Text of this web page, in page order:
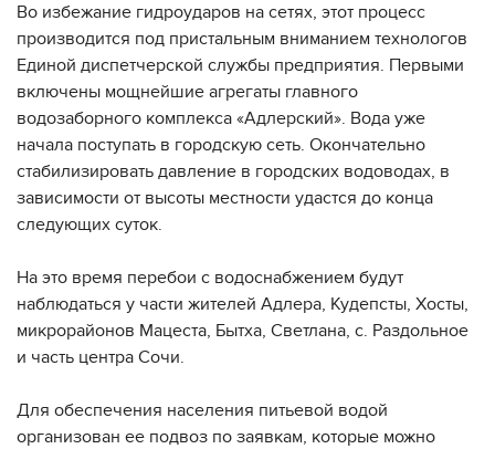
Во избежание гидроударов на сетях, этот процесс
производится под пристальным вниманием технологов
Единой диспетчерской службы предприятия. Первыми
включены мощнейшие агрегаты главного
водозаборного комплекса «Адлерский». Вода уже
начала поступать в городскую сеть. Окончательно
стабилизировать давление в городских водоводах, в
зависимости от высоты местности удастся до конца
следующих суток.
На это время перебои с водоснабжением будут
наблюдаться у части жителей Адлера, Кудепсты, Хосты,
микрорайонов Мацеста, Бытха, Светлана, с. Раздольное
и часть центра Сочи.
Для обеспечения населения питьевой водой
организован ее подвоз по заявкам, которые можно